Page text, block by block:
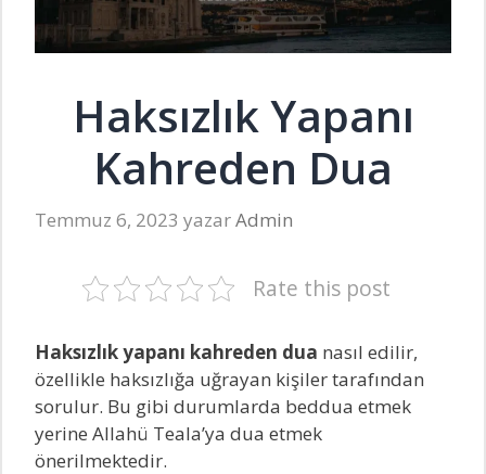
Haksızlık Yapanı
Kahreden Dua
Temmuz 6, 2023 yazarAdmin
Rate this post
Haksızlık yapanı kahreden dua nasıl edilir,
özellikle haksızlığa uğrayan kişiler tarafından
sorulur. Bu gibi durumlarda beddua etmek
yerine Allahü Teala’ya dua etmek
önerilmektedir.